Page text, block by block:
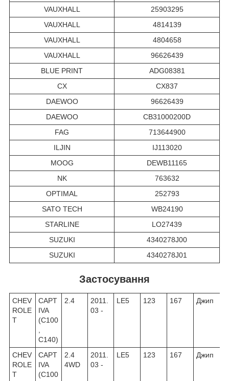
VAUXHALL
25903295
VAUXHALL
4814139
VAUXHALL
4804658
VAUXHALL
96626439
BLUE PRINT
ADG08381
CX
CX837
DAEWOO
96626439
DAEWOO
CB31000200D
FAG
713644900
ILJIN
IJ113020
MOOG
DEWB11165
NK
763632
OPTIMAL
252793
SATO TECH
WB24190
STARLINE
LO27439
SUZUKI
4340278J00
SUZUKI
4340278J01
Застосування
CHEV
ROLE
T
CAPT
IVA
(C100
C140)
2.4
2011.
03 -
LE5 123 167 Джип
CHEV
ROLE
T
CAPT
IVA
(C100
2.4
4WD
2011.
03 -
LE5 123 167 Джип